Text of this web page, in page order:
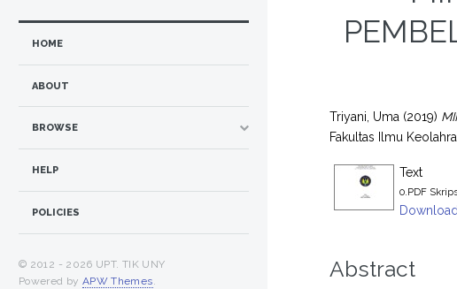
Triyani, Uma (2019)
Fakultas Ilmu
Text
0.PDF
Abstract
HOME
ABOUT
BROWSE
HELP
POLICIES
© 2012 - 2026 UPT. TIK UNY
Powered by APW Themes